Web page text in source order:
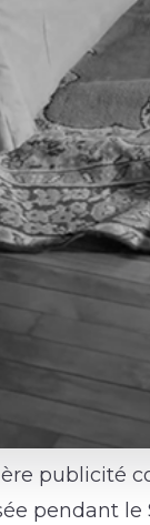
publicité
pendant le